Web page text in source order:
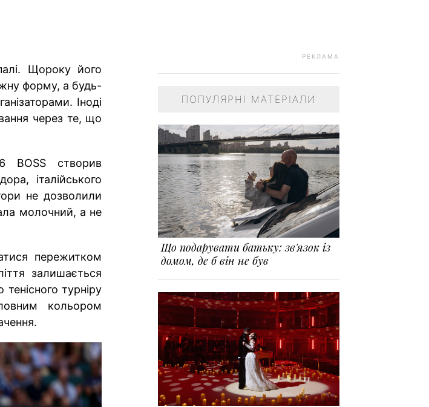
Щороку його
форму, а будь-
Іноді
через те, що
BOSS створив
італійського
не дозволили
молочний, а не
пережитком
залишається
турніру
кольором
РЕКЛАМА
ПОПУЛЯРНІ МАТЕРІАЛИ
Що подарувати батьку: зв'язок із
домом, де б він не був